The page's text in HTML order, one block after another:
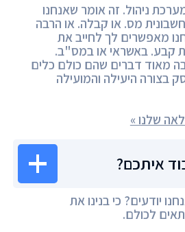
ניהול. זה אומר שאנחנו
מס. או קבלה. או הרבה
מאפשרים לך לחייב את
קבע. באשראי או במס"ב.
מאוד דברים שהם כולם כלים
בצורה היעילה והמועילה
שלנו »
איתכם?
יודעים? כי בנינו את
לכולם.